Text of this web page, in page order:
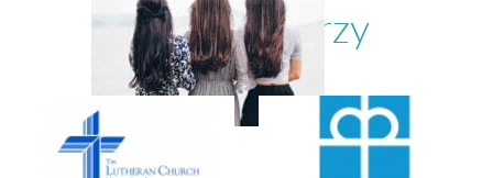
Nasi partnerzy